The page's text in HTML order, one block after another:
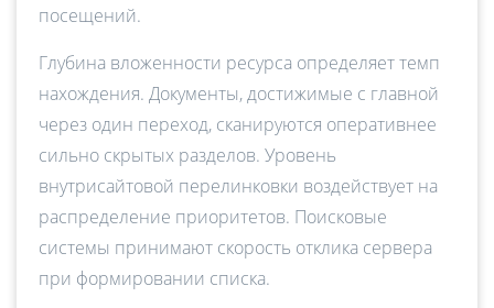
посещений.
Глубина вложенности ресурса определяет темп
нахождения. Документы, достижимые с главной
через один переход, сканируются оперативнее
сильно скрытых разделов. Уровень
внутрисайтовой перелинковки воздействует на
распределение приоритетов. Поисковые
системы принимают скорость отклика сервера
при формировании списка.